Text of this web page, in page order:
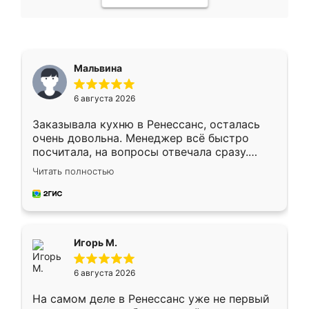
Мальвина
6 августа 2026
Заказывала кухню в Ренессанс, осталась
очень довольна. Менеджер всё быстро
посчитала, на вопросы отвечала сразу.
Замерщик приехал в субботу, подошёл к
делу со всей ответственностью. Собрали
за день, ребята работали аккуратно, даже
Читать полностью
Игорь М.
6 августа 2026
На самом деле в Ренессанс уже не первый